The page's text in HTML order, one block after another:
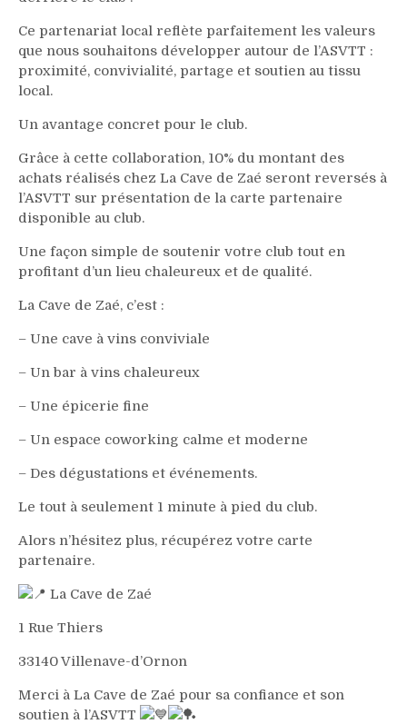
Ce partenariat local reflète parfaitement les valeurs
que nous souhaitons développer autour de l’ASVTT :
proximité, convivialité, partage et soutien au tissu
local.
Un avantage concret pour le club.
Grâce à cette collaboration, 10% du montant des
achats réalisés chez La Cave de Zaé seront reversés à
l’ASVTT sur présentation de la carte partenaire
disponible au club.
Une façon simple de soutenir votre club tout en
profitant d’un lieu chaleureux et de qualité.
La Cave de Zaé, c’est :
– Une cave à vins conviviale
– Un bar à vins chaleureux
– Une épicerie fine
– Un espace coworking calme et moderne
– Des dégustations et événements.
Le tout à seulement 1 minute à pied du club.
Alors n’hésitez plus, récupérez votre carte
partenaire.
La Cave de Zaé
1 Rue Thiers
33140 Villenave-d’Ornon
Merci à La Cave de Zaé pour sa confiance et son
soutien à l’ASVTT